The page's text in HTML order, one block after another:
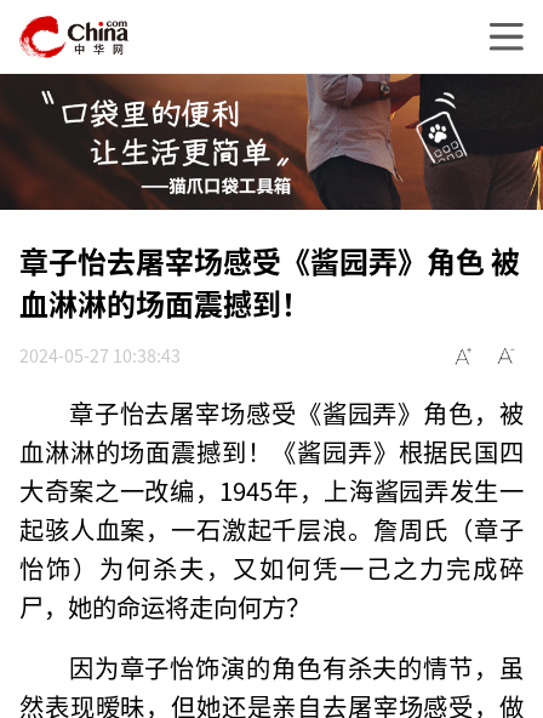
章子怡去屠宰场感受《酱园弄》角色 被
血淋淋的场面震撼到！
2024-05-27 10:38:43
章子怡去屠宰场感受《酱园弄》角色，被
血淋淋的场面震撼到！《酱园弄》根据民国四
大奇案之一改编，1945年，上海酱园弄发生一
起骇人血案，一石激起千层浪。詹周氏（章子
怡饰）为何杀夫，又如何凭一己之力完成碎
尸，她的命运将走向何方？
因为章子怡饰演的角色有杀夫的情节，虽
然表现暧昧，但她还是亲自去屠宰场感受，做